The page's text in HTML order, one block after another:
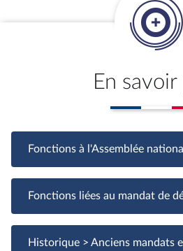
En savoir
Fonctions à l'Assemblée
Fonctions à
Fonctions liées au mandat de
Fonctions liées au
Historique > Anciens mandats